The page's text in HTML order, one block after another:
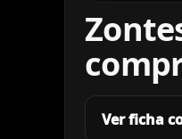
Ver ficha